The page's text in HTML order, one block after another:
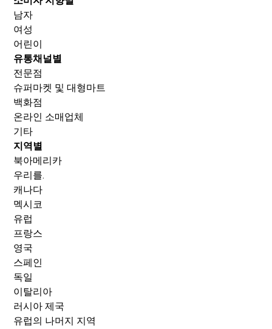
남자
여성
어린이
유통채널별
전문점
슈퍼마켓 및 대형마트
백화점
온라인 소매업체
기타
지역별
북아메리카
우리를.
캐나다
멕시코
유럽
프랑스
영국
스페인
독일
이탈리아
러시아 제국
유럽의 나머지 지역